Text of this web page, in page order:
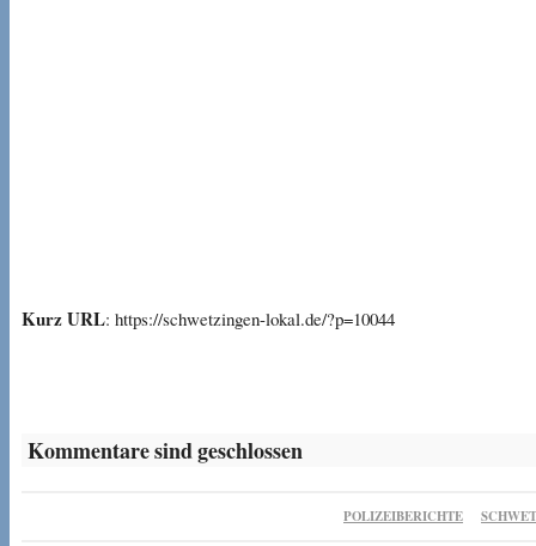
Kurz URL: https://schwetzingen-lokal.de/?p=10044
Kommentare sind geschlossen
POLIZEIBERICHTE